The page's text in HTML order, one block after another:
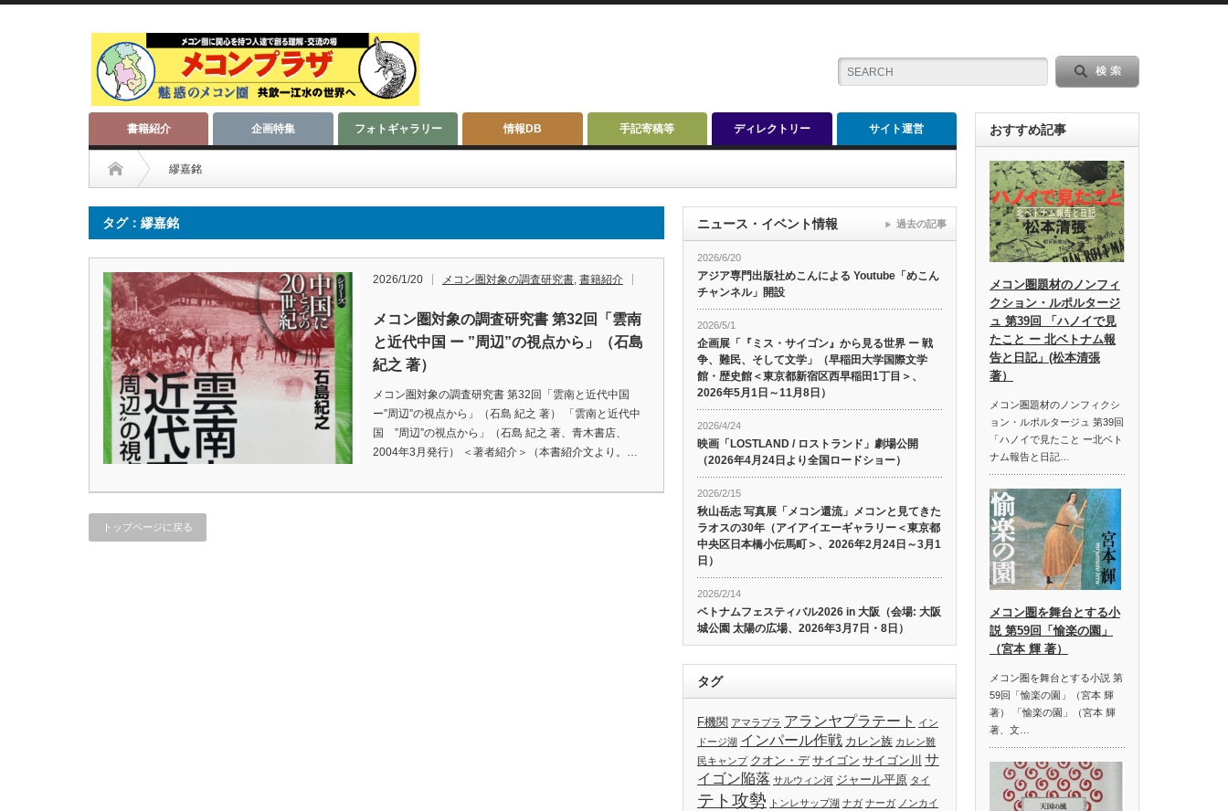
書籍紹介 企画特集 フォトギャラリー 情報DB 手記寄稿等 ディレクトリー サイト運営
繆嘉銘
タグ：繆嘉銘
2026/1/20 メコン圏対象の調査研究書, 書籍紹介
メコン圏対象の調査研究書 第32回「雲南
と近代中国 ー ”周辺”の視点から」（石島
紀之 著）
メコン圏対象の調査研究書 第32回「雲南と近代中国
ー”周辺”の視点から」（石島 紀之 著） 「雲南と近代中
国 ”周辺”の視点から」（石島 紀之 著、青木書店、
2004年3月発行） ＜著者紹介＞（本書紹介文より。…
トップページに戻る
ニュース・イベント情報
2026/6/20
アジア専門出版社めこんによる Youtube「めこん
チャンネル」開設
2026/5/1
企画展「『ミス・サイゴン』から見る世界 ー 戦
争、難民、そして文学」（早稲田大学国際文学
館・歴史館＜東京都新宿区西早稲田1丁目＞、
2026年5月1日～11月8日）
2026/4/24
映画「LOSTLAND / ロストランド」劇場公開
（2026年4月24日より全国ロードショー）
2026/2/15
秋山岳志 写真展「メコン還流」メコンと見てきた
ラオスの30年（アイアイエーギャラリー＜東京都
中央区日本橋小伝馬町＞、2026年2月24日～3月1
日）
2026/2/14
ベトナムフェスティバル2026 in 大阪（会場: 大阪
城公園 太陽の広場、2026年3月7日・8日）
過去の記事
タグ
F機関 アマラプラ アランヤプラテート
イン
ドージ湖 インパール作戦 カレン族 カレン難
民キャンプ クオン・デ サイゴン サイゴン川 サ
イゴン陥落 サルウィン河 ジャール平原 タイ
テト攻勢 トンレサップ湖 ナガ ナーガ ノンカイ
おすすめ記事
メコン圏題材のノンフィ
クション・ルポルタージ
ュ 第39回 「ハノイで見
たこと ー 北ベトナム報
告と日記」(松本清張
著）
メコン圏題材のノンフィクシ
ョン・ルポルタージュ 第39回
「ハノイで見たこと ー北ベト
ナム報告と日記…
メコン圏を舞台とする小
説 第59回「愉楽の園」
（宮本 輝 著）
メコン圏を舞台とする小説 第
59回「愉楽の園」（宮本 輝
著） 「愉楽の園」（宮本 輝
著、文…